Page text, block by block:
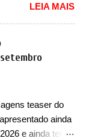
mas com um
– algo
com as
que o Dune
Ao todo,
demais.
motor V10
cerca de
teaser de um
italiana,
meados de
nome ou se é
se apenas que
foi
Redonda
LEIA MAIS
teaser do
ainda
e ainda terá